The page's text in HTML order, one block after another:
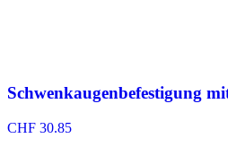
Schwenkaugenbefestigung
CHF 30.85